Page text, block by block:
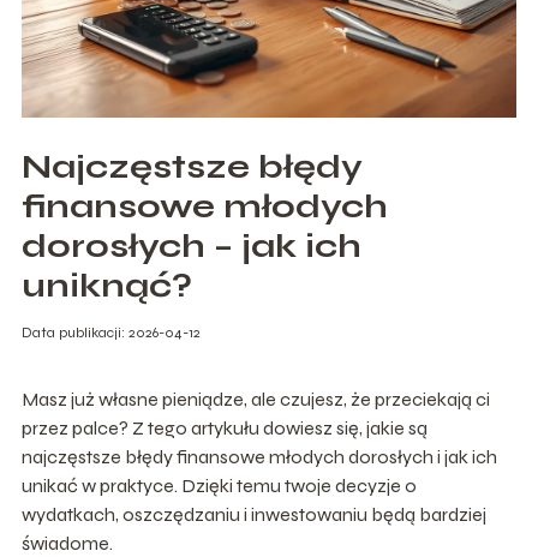
Najczęstsze błędy
finansowe młodych
dorosłych – jak ich
uniknąć?
Data publikacji: 2026-04-12
Masz już własne pieniądze, ale czujesz, że przeciekają ci
przez palce? Z tego artykułu dowiesz się, jakie są
najczęstsze błędy finansowe młodych dorosłych i jak ich
unikać w praktyce. Dzięki temu twoje decyzje o
wydatkach, oszczędzaniu i inwestowaniu będą bardziej
świadome.